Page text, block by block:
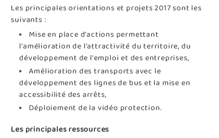
Les principales orientations et projets 2017 sont les
suivants :
Mise en place d'actions permettant
l'amélioration de l'attractivité du territoire, du
développement de l'emploi et des entreprises,
Amélioration des transports avec le
développement des lignes de bus et la mise en
accessibilité des arrêts,
Déploiement de la vidéo protection.
Les principales ressources